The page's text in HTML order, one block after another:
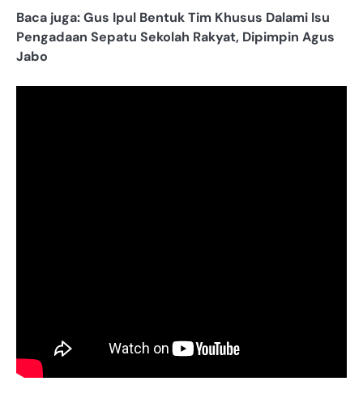
Baca juga: Gus Ipul Bentuk Tim Khusus Dalami Isu
Pengadaan Sepatu Sekolah Rakyat, Dipimpin Agus
Jabo